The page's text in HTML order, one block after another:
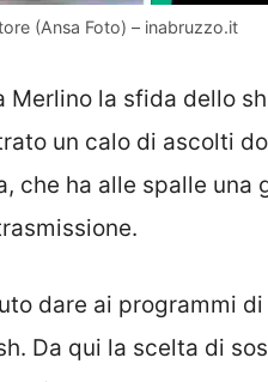
(Ansa Foto) – inabruzzo.it
la sfida dello
un calo di ascolti
che ha alle spalle una
dare ai programmi
Da qui la scelta di